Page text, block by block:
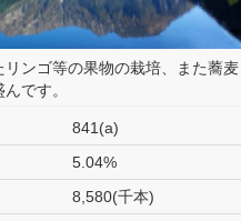
ンゴ等の果物の栽培、また蕎麦
です。
841(a)
5.04%
8,580(千本)